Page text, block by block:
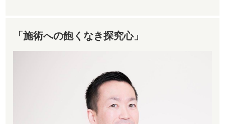
「施術への飽くなき探究心」